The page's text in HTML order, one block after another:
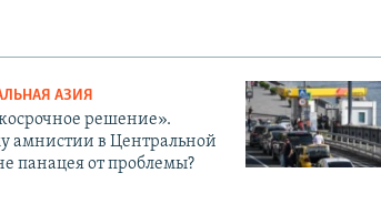
АЗИЯ
решение».
амнистии в Центральной
панацея от проблемы?